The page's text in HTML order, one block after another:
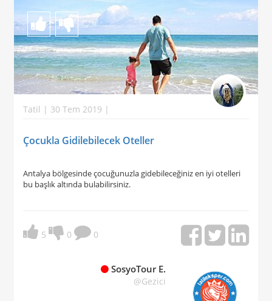
Tatil | 30 Tem 2019 |
Çocukla Gidilebilecek Oteller
Antalya bölgesinde çocuğunuzla gidebileceğiniz en iyi otelleri
bu başlık altında bulabilirsiniz.
5 0 0
SosyoTour E.
@Gezici